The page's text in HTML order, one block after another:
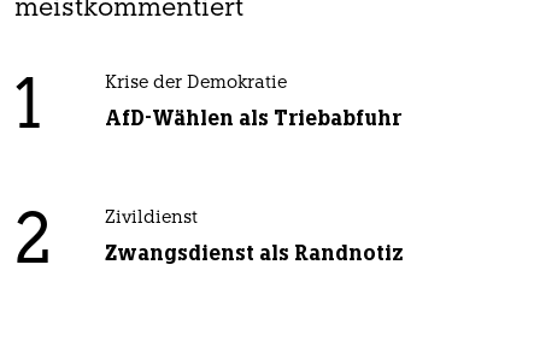
meistkommentiert
1 Krise der Demokratie
AfD-Wählen als Triebabfuhr
2 Zivildienst
Zwangsdienst als Randnotiz